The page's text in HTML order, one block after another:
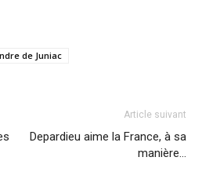
de Juniac
Article suivant
Depardieu aime la France, à sa
manière…